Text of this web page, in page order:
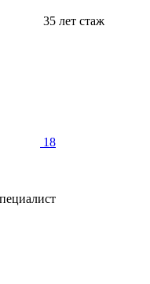
35 лет стаж
18